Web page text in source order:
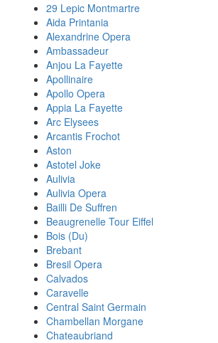
29 Lepic Montmartre
Aida Printania
Alexandrine Opera
Ambassadeur
Anjou La Fayette
Apollinaire
Apollo Opera
Appia La Fayette
Arc Elysees
Arcantis Frochot
Aston
Astotel Joke
Aulivia
Aulivia Opera
Bailli De Suffren
Beaugrenelle Tour Eiffel
Bois (Du)
Brebant
Bresil Opera
Calvados
Caravelle
Central Saint Germain
Chambellan Morgane
Chateaubriand